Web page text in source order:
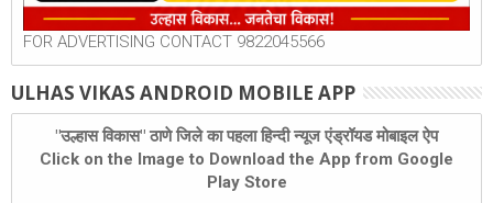
FOR ADVERTISING CONTACT 9822045566
ULHAS VIKAS ANDROID MOBILE APP
"उल्हास विकास" ठाणे जिले का पहला हिन्दी न्यूज एंड्रॉयड मोबाइल ऐप
Click on the Image to Download the App from Google
Play Store